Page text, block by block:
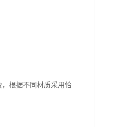
根据不同材质采用恰